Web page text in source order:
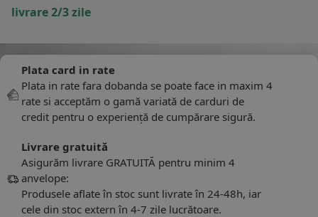
livrare 2/3 zile
Plata card in rate
Plata in rate fara dobanda se poate face in maxim 4
rate si acceptăm o gamă variată de carduri de
credit pentru o experiență de cumpărare sigură.
Livrare gratuită
Asigurăm livrare GRATUITĂ pentru minim 4
anvelope:
Produsele aflate în stoc sunt livrate în 24-48h, iar
cele din stoc extern în 4-7 zile lucrătoare.